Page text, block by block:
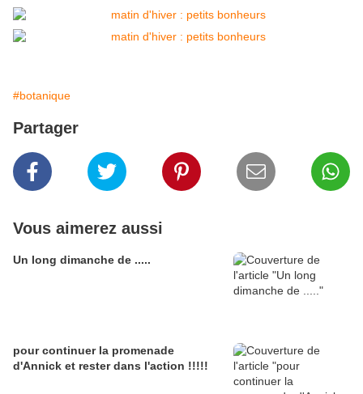
#botanique
Partager
Vous aimerez aussi
Un long dimanche de .....
pour continuer la promenade
d'Annick et rester dans l'action !!!!!